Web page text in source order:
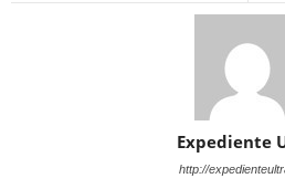
Expediente
http://